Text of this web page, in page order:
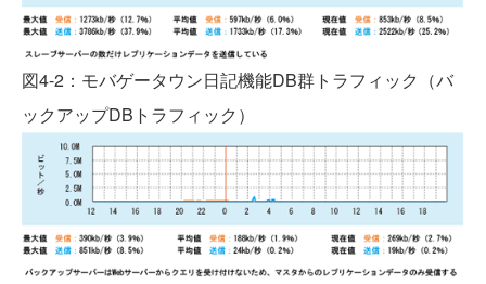
図4-2：モバゲータウン日記機能DB群トラフィック（バ
ックアップDBトラフィック）